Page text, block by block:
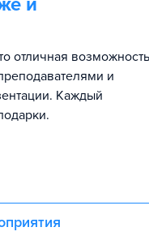
отличная возможность
и
Каждый